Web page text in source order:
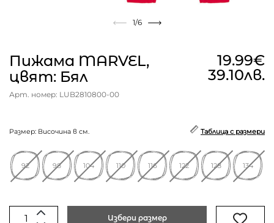
1/6
Пижама MARVEL,
цвят: Бял
Арт. номер: LUB2810800-00
19.99€
39.10лв.
Размер: Височина в см. Таблица с размери
92 98 104 110 116 122 128 134
Избери размер